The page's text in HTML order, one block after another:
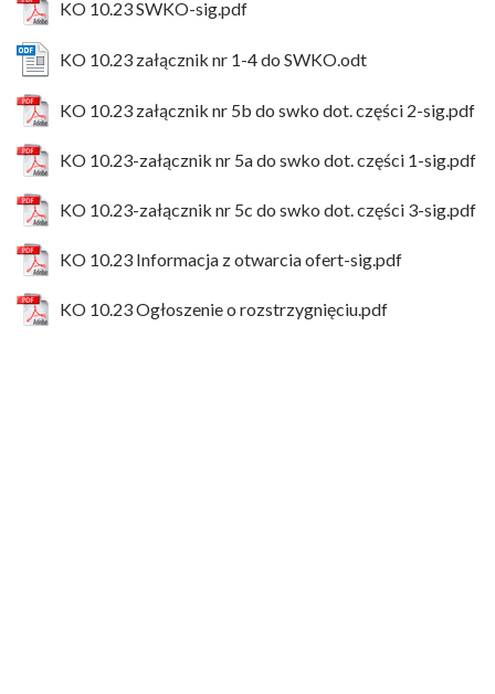
KO 10.23 SWKO-sig.pdf
KO 10.23 załącznik nr 1-4 do SWKO.odt
KO 10.23 załącznik nr 5b do swko dot. części 2-sig.pdf
KO 10.23-załącznik nr 5a do swko dot. części 1-sig.pdf
KO 10.23-załącznik nr 5c do swko dot. części 3-sig.pdf
KO 10.23 Informacja z otwarcia ofert-sig.pdf
KO 10.23 Ogłoszenie o rozstrzygnięciu.pdf